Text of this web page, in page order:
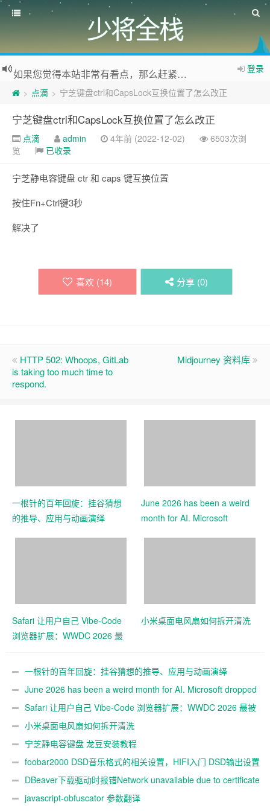
少将全栈
登录
吐槽，投稿，删稿，交个朋友
欢迎访问少将全栈，学会感恩，乐于付出，珍惜缘份，成就彼此、推荐使用最新版火狐浏览器和Chrome浏览器访问本网站。
> 点滴 > 宁芝键盘ctrl和CapsLock互换位置了怎么改正
宁芝键盘ctrl和CapsLock互换位置了怎么改正
点滴 admin 4年前 (2022-12-02)
6503次浏
览
已收录
宁芝静电容键盘 ctr 和 caps 键互换位置
按住Fn+Ctrl键3秒
解决了
喜欢 (14) 分享 (0)
HTTP 502: Whoops, GitLab
is taking too much time to
respond.
Midjourney 资料库
一根针的百年回旋：挂谷猜想
的推导、应用与动画演绎
June 2026 has been a weird
month for AI. Microsoft
Safari 让用户自己 Vibe-Code
浏览器扩展：WWDC 2026 最
小米桌面电风扇如何拆开清洗
一根针的百年回旋：挂谷猜想的推导、应用与动画演绎
June 2026 has been a weird month for AI. Microsoft dropped
seven new MAI models in a single announcement.
Safari 让用户自己 Vibe-Code 浏览器扩展：WWDC 2026 最被
低估的发布
小米桌面电风扇如何拆开清洗
宁芝静电容键盘 龙豆安装教程
foobar2000 DSD音乐格式的相关设置，HIFI入门 DSD输出设置
附图DBeaver下载驱动时报错Network unavailable due to certificate
issue.javascript-obfuscator 参数翻译